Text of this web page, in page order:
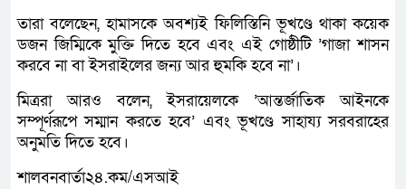
তারা বলেছেন, হামাসকে অবশ্যই ফিলিস্তিনি ভূখণ্ডে থাকা কয়েক
ডজন জিম্মিকে মুক্তি দিতে হবে এবং এই গোষ্ঠীটি ’গাজা শাসন
করবে না বা ইসরাইলের জন্য আর হুমকি হবে না’।
মিত্ররা আরও বলেন, ইসরায়েলকে ’আন্তর্জাতিক আইনকে
সম্পূর্ণরূপে সম্মান করতে হবে’ এবং ভূখণ্ডে সাহায্য সরবরাহের
অনুমতি দিতে হবে।
শালবনবার্তা২৪.কম/এসআই